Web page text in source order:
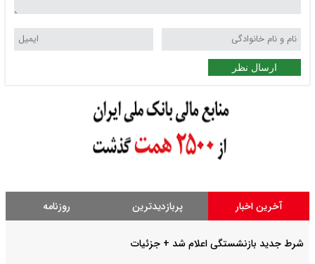
ارسال نظر
آخرین اخبار پربازدیدترین روزنامه
شرط جدید بازنشستگی اعلام شد + جزئیات